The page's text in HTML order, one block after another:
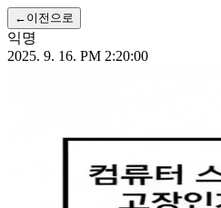
← 이전으로
익명
2025. 9. 16. PM 2:20:00